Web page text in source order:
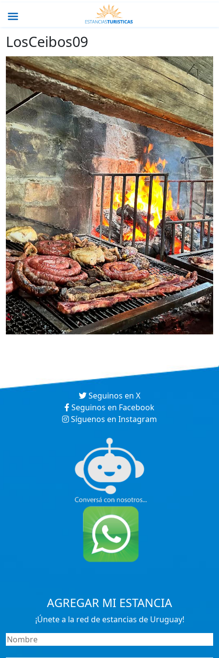
LosCeibos09
Seguinos en X
Seguinos en Facebook
Síguenos en Instagram
AGREGAR MI ESTANCIA
¡Únete a la red de estancias de Uruguay!